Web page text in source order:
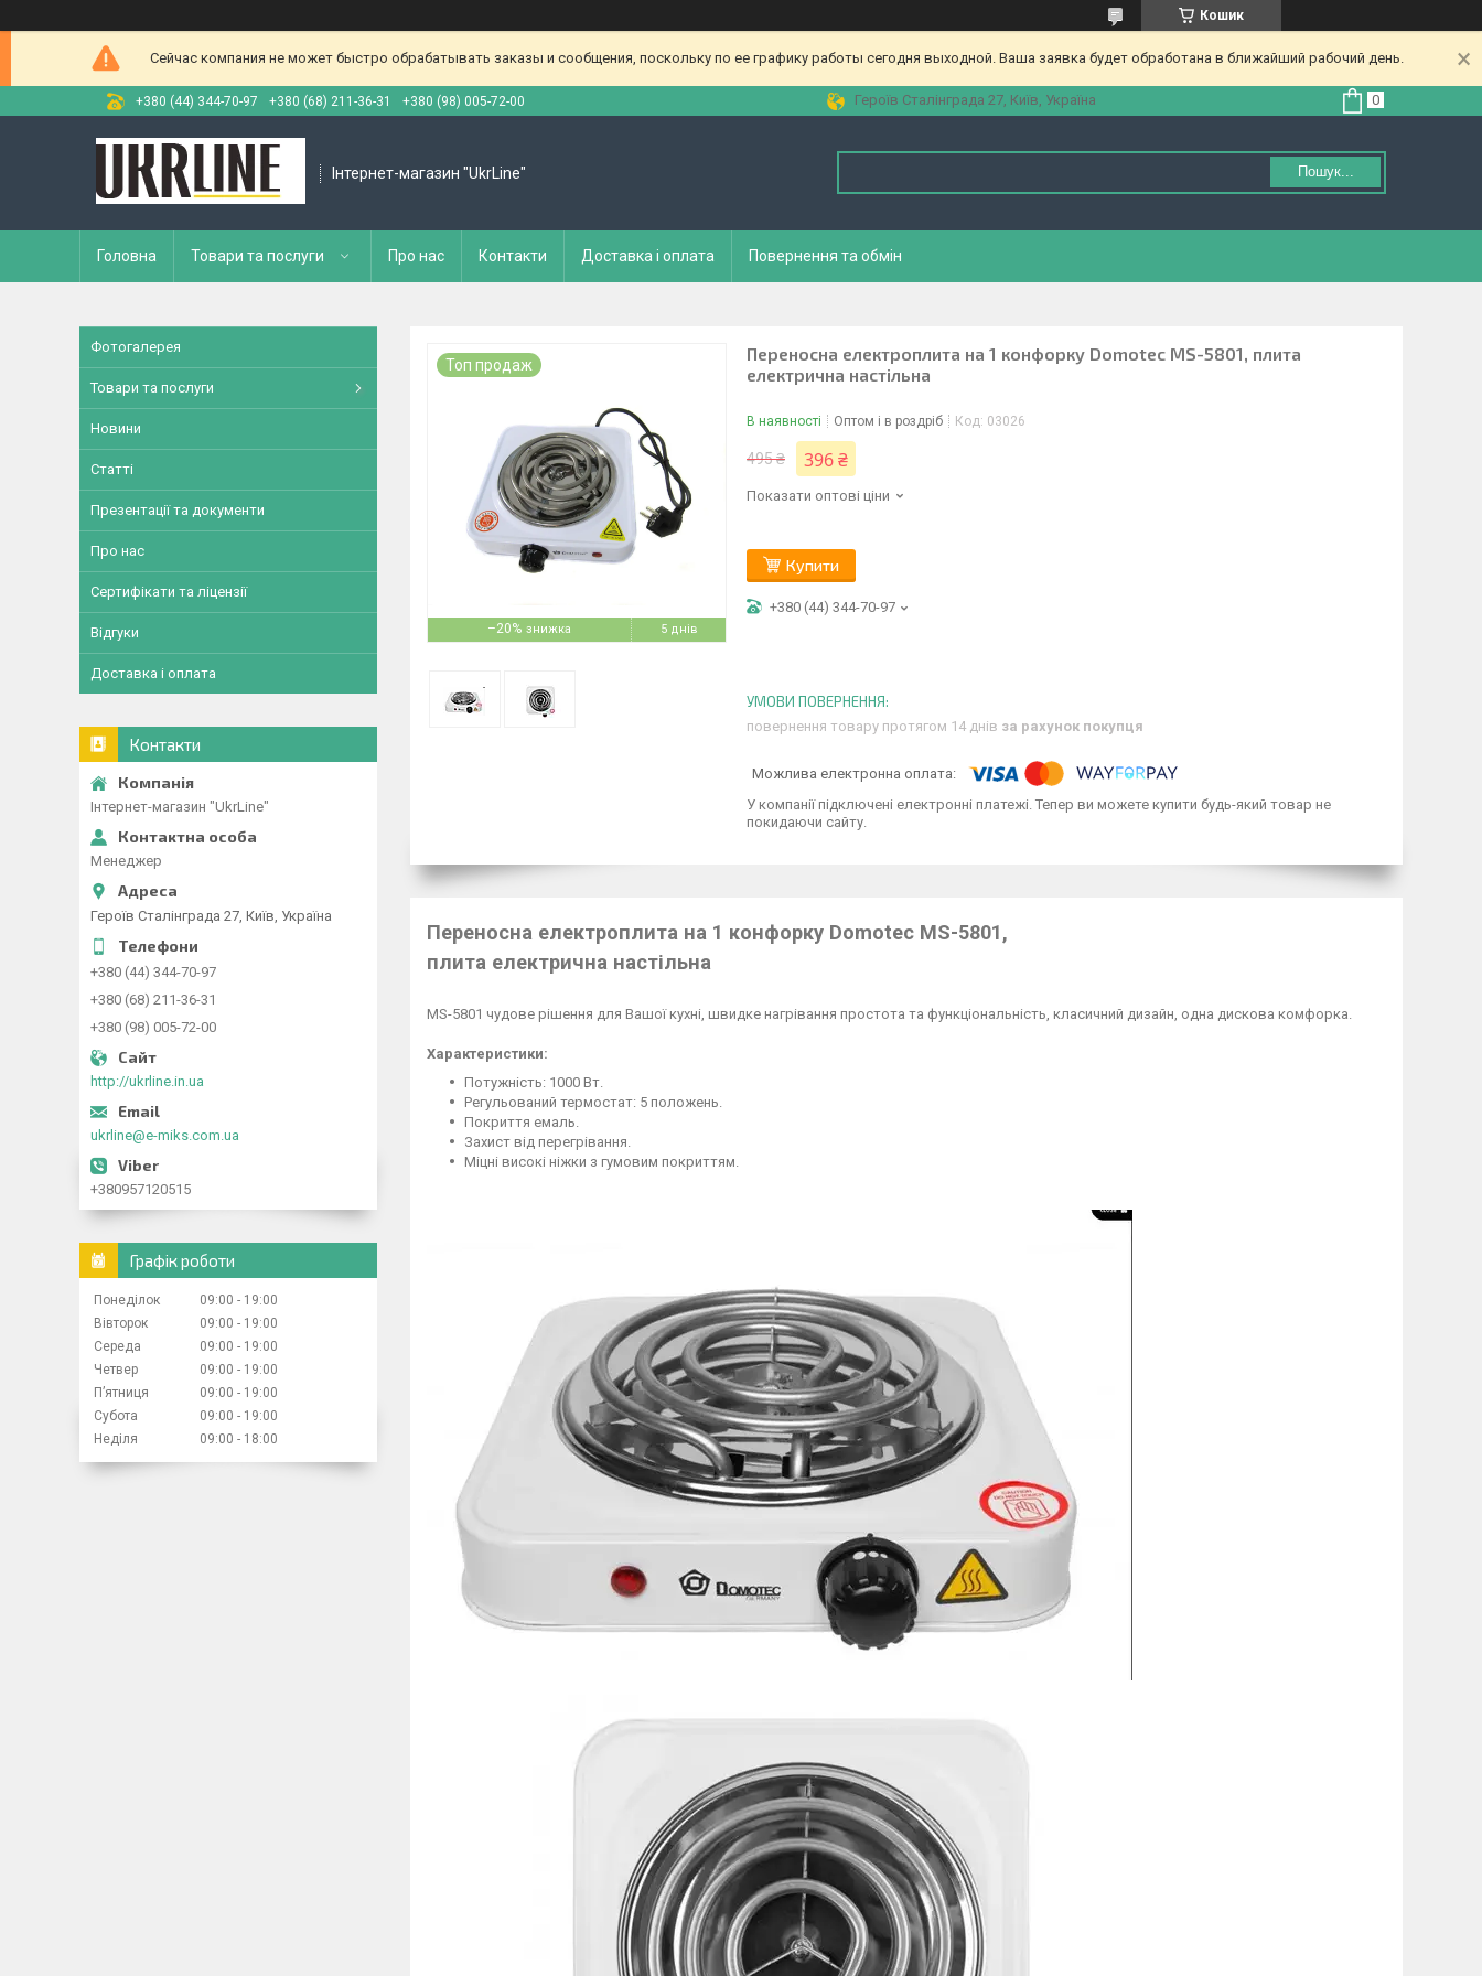
Кошик
Сейчас компания не может быстро обрабатывать заказы и сообщения, поскольку по ее графику работы сегодня выходной. Ваша заявка будет обработана в ближайший рабочий день.
+380 (44) 344-70-97 +380 (68) 211-36-31 +380 (98) 005-72-00 Героїв Сталінграда 27, Київ, Україна
Інтернет-магазин "UkrLine" Пошук...
Головна Товари та послуги Про нас Контакти Доставка і оплата Повернення та обмін
–20% 5 днів
Топ продаж
Переносна електроплита на 1 конфорку Domotec MS-5801, плита
електрична настільна
В наявності Оптом і в роздріб Код: 03026
495 ₴ 396 ₴
Показати оптові ціни
Купити
+380 (44) 344-70-97
повернення товару протягом 14 днів за рахунок покупця
У компанії підключені електронні платежі. Тепер ви можете купити будь-який товар не
покидаючи сайту.
Переносна електроплита на 1 конфорку Domotec MS-5801,
плита електрична настільна
MS-5801 чудове рішення для Вашої кухні, швидке нагрівання простота та функціональність, класичний дизайн, одна дискова комфорка.
Характеристики:
Потужність: 1000 Вт.
Регульований термостат: 5 положень.
Покриття емаль.
Захист від перегрівання.
Міцні високі ніжки з гумовим покриттям.
Фотогалерея
Товари та послуги
Новини
Статті
Презентації та документи
Про нас
Сертифікати та ліцензії
Відгуки
Доставка і оплата
Контакти
Інтернет-магазин "UkrLine"
Менеджер
Героїв Сталінграда 27, Київ, Україна
+380 (44) 344-70-97
+380 (68) 211-36-31
+380 (98) 005-72-00
http://ukrline.in.ua
ukrline@e-miks.com.ua
+380957120515
Графік роботи
Понеділок 09:00
19:00
Вівторок
09:00
19:00
Середа
09:00
19:00
Четвер
09:00
19:00
Пʼятниця
09:00
19:00
Субота
09:00
19:00
Неділя
09:00 18:00